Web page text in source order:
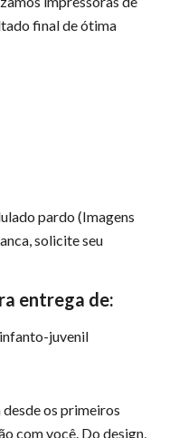
final de ótima
pardo (Imagens
solicite seu
entrega de:
juvenil
os primeiros
com você. Do design,